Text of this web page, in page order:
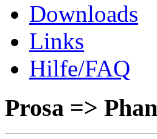
Downloads
Links
Hilfe/FAQ
Prosa =>